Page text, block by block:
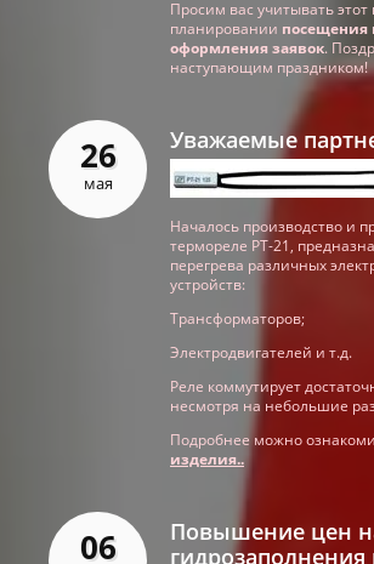
Просим вас учитывать этот
планировании посещения
оформления заявок.
наступающим праздником!
26
мая
Уважаемые
Началось производство и
термореле РТ-21,
перегрева различных
устройств:
Трансформаторов;
Электродвигателей и т.д.
Реле коммутирует
несмотря на небольшие
Подробнее можно
изделия..
06
Повышение цен